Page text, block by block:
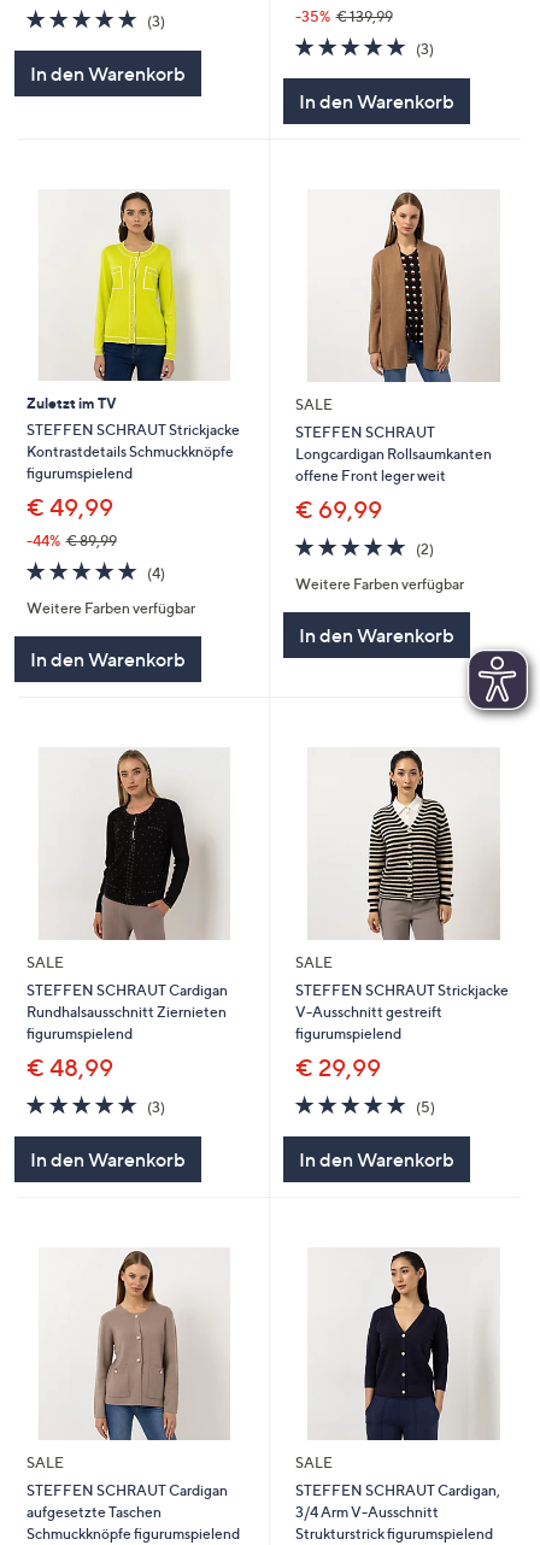
5.0
von
(3)3
In den Warenkorb
-35% € 139,99
5.0
von
(3)3
In den Warenkorb
Zuletzt im TV
STEFFEN SCHRAUT Strickjacke
Kontrastdetails Schmuckknöpfe
figurumspielend
€ 49,99
-44% € 89,99
5.0
von
5
(4)4
Weitere Farben verfügbar
In den Warenkorb
SALE
STEFFEN SCHRAUT
Longcardigan Rollsaumkanten
offene Front leger weit
€ 69,99
5.0
von
5
(2)2
Weitere Farben verfügbar
In den Warenkorb
SALE
STEFFEN SCHRAUT Cardigan
Rundhalsausschnitt Ziernieten
figurumspielend
€ 48,99
5.0
von
5
(3)
In den Warenkorb
SALE
STEFFEN SCHRAUT Strickjacke
V-Ausschnitt gestreift
figurumspielend
€ 29,99
5.0
von
(5)5
In den Warenkorb
SALE
STEFFEN SCHRAUT Cardigan
aufgesetzte Taschen
Schmuckknöpfe figurumspielend
SALE
STEFFEN SCHRAUT Cardigan,
3/4 Arm V-Ausschnitt
Strukturstrick figurumspielend